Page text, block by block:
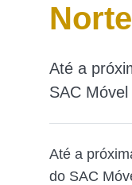
Até a
SAC
Até a
do SAC